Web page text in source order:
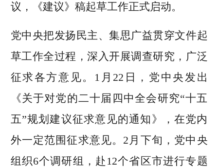
议，《建议》稿起草工作正式启动。
党中央把发扬民主、集思广益贯穿文件起
草工作全过程，深入开展调查研究，广泛
征求各方意见。1月22日，党中央发出
《关于对党的二十届四中全会研究“十五
五”规划建议征求意见的通知》，在党内
外一定范围征求意见。2月下旬，党中央
组织6个调研组，赴12个省区市进行专题